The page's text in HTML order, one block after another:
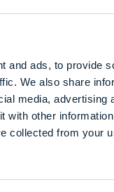
and ads, to provide
We also share
media, advertising
with other
collected from your